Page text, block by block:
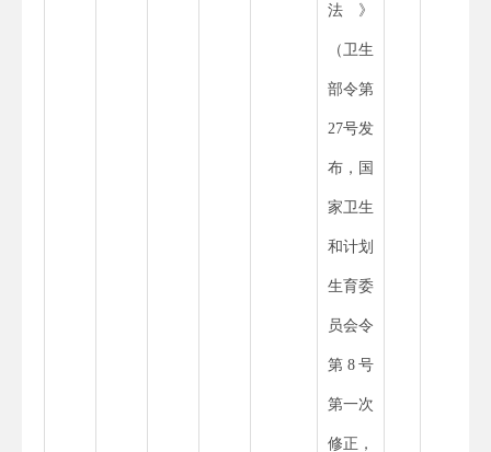
法》
（卫生
部令第
27号发
布，国
家卫生
和计划
生育委
员会令
第 8号
第一次
修正，